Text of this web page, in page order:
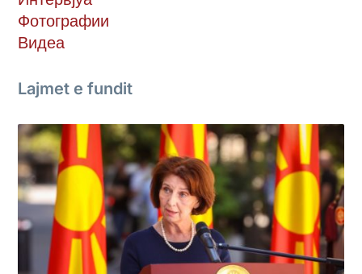
Фотографии
Видеа
Lajmet e fundit